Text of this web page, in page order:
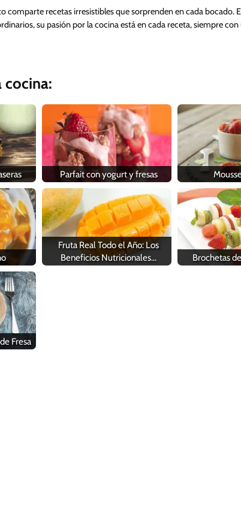
comparte recetas irresistibles que sorprenden en cada bocado.
su pasión por la cocina está en cada receta, siempre
cocina:
Parfait con yogurt y fresas
Fruta Real Todo el Año: Los
Beneficios Nutricionales…
Brochetas
Fresa